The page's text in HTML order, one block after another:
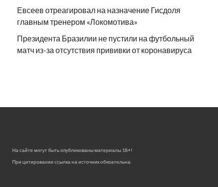
Евсеев отреагировал на назначение Гисдоля
главным тренером «Локомотива»
Президента Бразилии не пустили на футбольный
матч из-за отсутствия прививки от коронавируса
На сайте могут быть опубликованы материалы 18+!
При цитировании ссылка на источник обязательна.